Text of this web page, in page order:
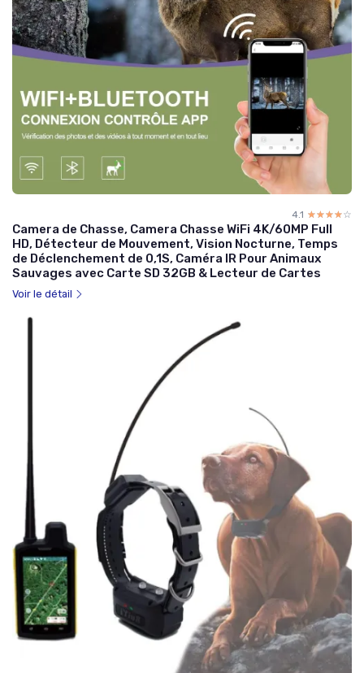
4.1 ☆☆☆☆☆
★★★★★
Camera de Chasse, Camera Chasse WiFi 4K/60MP Full
HD, Détecteur de Mouvement, Vision Nocturne, Temps
de Déclenchement de 0,1S, Caméra IR Pour Animaux
Sauvages avec Carte SD 32GB & Lecteur de Cartes
Voir le détail